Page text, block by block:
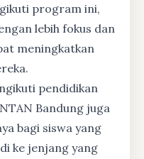
program ini,
lebih fokus dan
meningkatkan
pendidikan
Bandung juga
bagi siswa yang
ke jenjang yang